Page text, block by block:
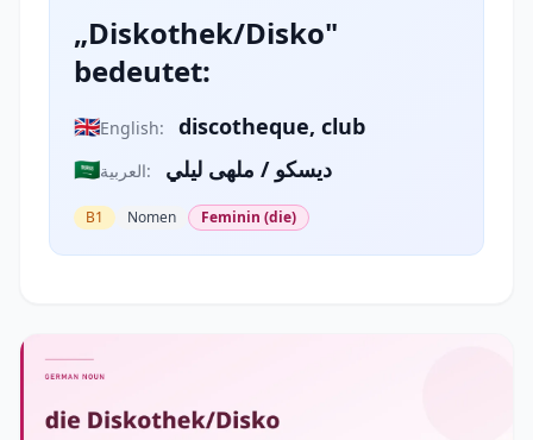
„Diskothek/Disko"
bedeutet:
🇬🇧English:
discotheque, club
🇸🇦
العربية: ديسكو / ملهى ليلي
B1 Nomen Feminin (die)